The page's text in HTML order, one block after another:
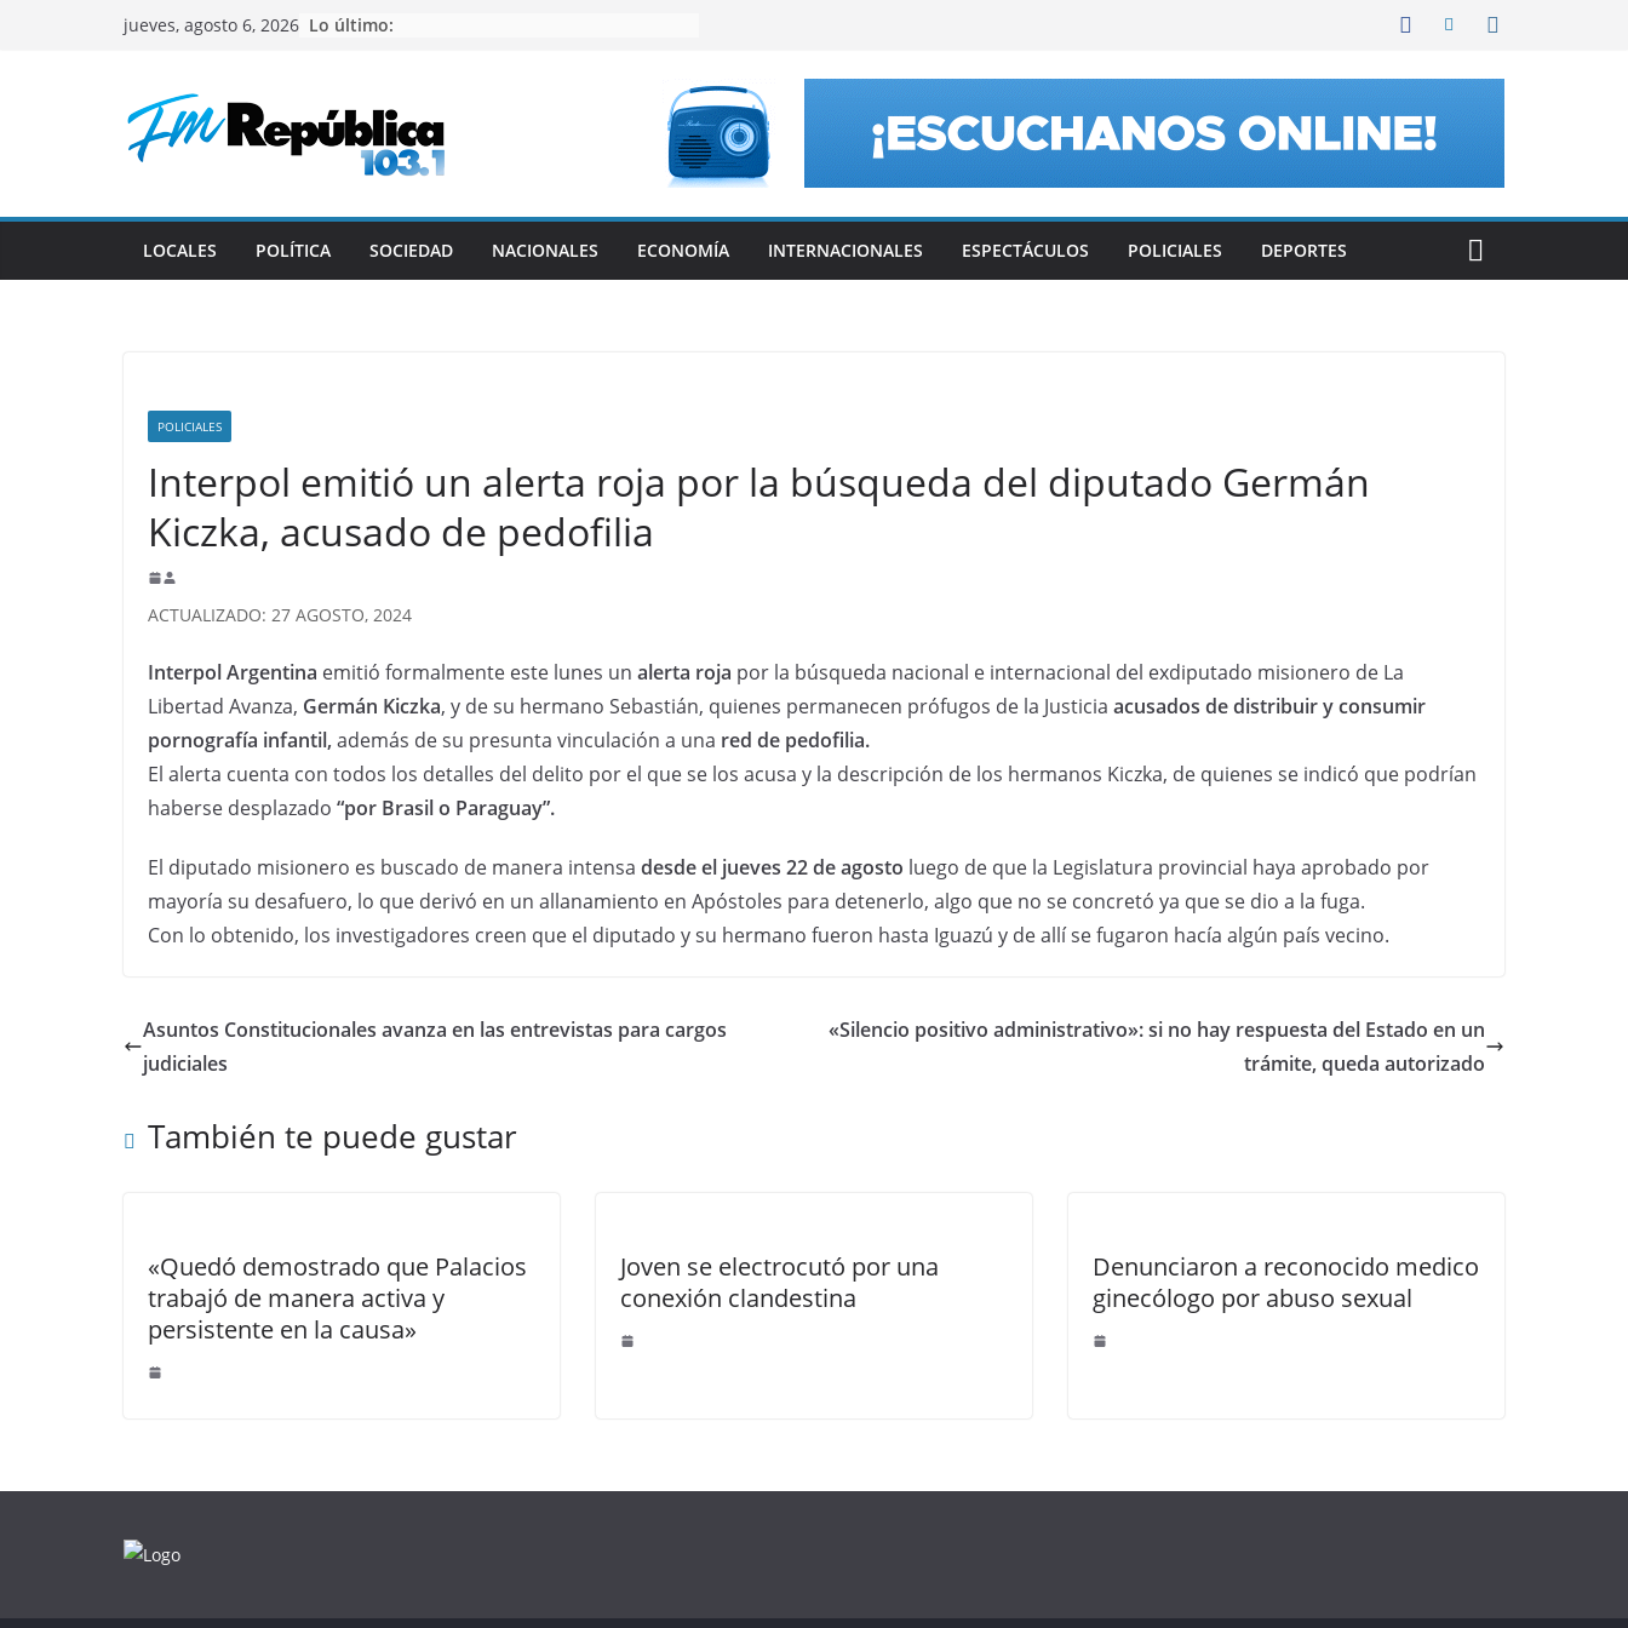
jueves, agosto 6, 2026 Lo último:
LOCALES POLÍTICA SOCIEDAD NACIONALES ECONOMÍA INTERNACIONALES ESPECTÁCULOS POLICIALES DEPORTES
POLICIALES
Interpol emitió un alerta roja por la búsqueda del diputado Germán
Kiczka, acusado de pedofilia
ACTUALIZADO: 27 AGOSTO, 2024
Interpol Argentina emitió formalmente este lunes un alerta roja por la búsqueda nacional e internacional del exdiputado misionero de La
Libertad Avanza, Germán Kiczka, y de su hermano Sebastián, quienes permanecen prófugos de la Justicia acusados de distribuir y consumir
pornografía infantil, además de su presunta vinculación a una red de pedofilia.
El alerta cuenta con todos los detalles del delito por el que se los acusa y la descripción de los hermanos Kiczka, de quienes se indicó que podrían
haberse desplazado “por Brasil o Paraguay”.
El diputado misionero es buscado de manera intensa desde el jueves 22 de agosto luego de que la Legislatura provincial haya aprobado por
mayoría su desafuero, lo que derivó en un allanamiento en Apóstoles para detenerlo, algo que no se concretó ya que se dio a la fuga.
Con lo obtenido, los investigadores creen que el diputado y su hermano fueron hasta Iguazú y de allí se fugaron hacía algún país vecino.
Asuntos Constitucionales avanza en las entrevistas para cargos
judiciales
«Silencio positivo administrativo»: si no hay respuesta del Estado en un
trámite, queda autorizado
También te puede gustar
«Quedó demostrado que Palacios
trabajó de manera activa y
persistente en la causa»
Joven se electrocutó por una
conexión clandestina
Denunciaron a reconocido medico
ginecólogo por abuso sexual